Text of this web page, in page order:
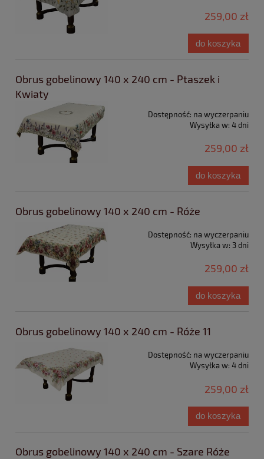
259,00 zł
do koszyka
Obrus gobelinowy 140 x 240 cm - Ptaszek i
Kwiaty
Dostępność: na wyczerpaniu
Wysyłka w: 4 dni
259,00 zł
do koszyka
Obrus gobelinowy 140 x 240 cm - Róże
Dostępność: na wyczerpaniu
Wysyłka w: 3 dni
259,00 zł
do koszyka
Obrus gobelinowy 140 x 240 cm - Róże 11
Dostępność: na wyczerpaniu
Wysyłka w: 4 dni
259,00 zł
do koszyka
Obrus gobelinowy 140 x 240 cm - Szare Róże